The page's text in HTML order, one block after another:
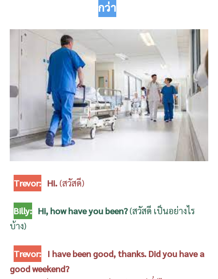
กว่า
Trevor: Hi. (สวัสดี)
Billy: Hi, how have you been?(สวัสดี เป็นอย่างไร
บ้าง)
Trevor:
I have been good, thanks. Did you have a
good weekend?